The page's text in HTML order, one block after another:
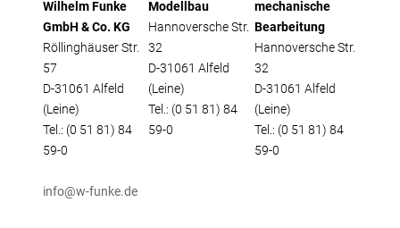
Reverse Engineering
Qualitätsmanagement
Firma
Eigene Produkte
Laserschweißen
Stellenangebote
Wilhelm Funke
GmbH & Co. KG
Röllinghäuser Str.
57
D-31061 Alfeld
(Leine)
Tel.: (0 51 81) 84
59-0
info@w-funke.de
Modellbau
Hannoversche Str.
32
D-31061 Alfeld
(Leine)
Tel.: (0 51 81) 84
59-0
mechanische
Bearbeitung
Hannoversche Str.
32
D-31061 Alfeld
(Leine)
Tel.: (0 51 81) 84
59-0